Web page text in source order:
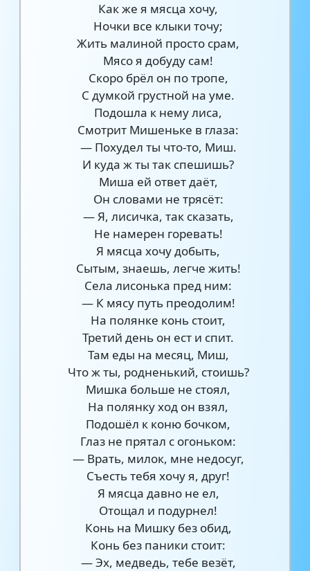
Как же я мясца хочу,
Ночки все клыки точу;
Жить малиной просто срам,
Мясо я добуду сам!
Скоро брёл он по тропе,
С думкой грустной на уме.
Подошла к нему лиса,
Смотрит Мишеньке в глаза:
— Похудел ты что-то, Миш.
И куда ж ты так спешишь?
Миша ей ответ даёт,
Он словами не трясёт:
— Я, лисичка, так сказать,
Не намерен горевать!
Я мясца хочу добыть,
Сытым, знаешь, легче жить!
Села лисонька пред ним:
— К мясу путь преодолим!
На полянке конь стоит,
Третий день он ест и спит.
Там еды на месяц, Миш,
Что ж ты, родненький, стоишь?
Мишка больше не стоял,
На полянку ход он взял,
Подошёл к коню бочком,
Глаз не прятал с огоньком:
— Врать, милок, мне недосуг,
Съесть тебя хочу я, друг!
Я мясца давно не ел,
Отощал и подурнел!
Конь на Мишку без обид,
Конь без паники стоит:
— Эх, медведь, тебе везёт,